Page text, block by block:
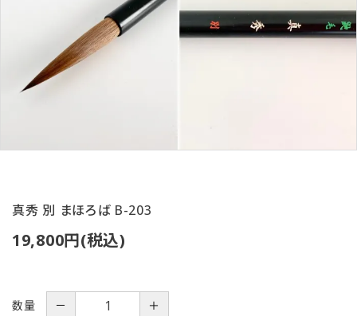
私たちについて
ご利用ガイド
特定商取引法について
真秀 別 まほろば B-203
19,800円(税込)
数量 － ＋